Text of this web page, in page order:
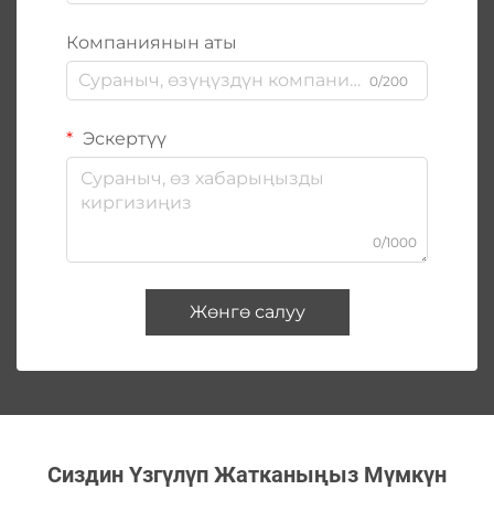
Компаниянын аты
0/200
Эскертүү
0/1000
Жөнгө салуу
Сиздин Үзгүлүп Жатканыңыз Мүмкүн